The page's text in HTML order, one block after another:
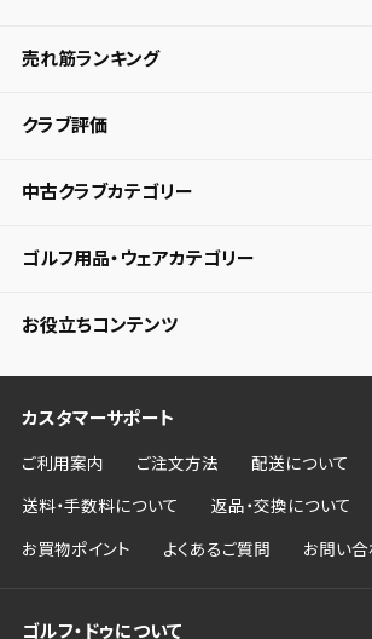
売れ筋ランキング
クラブ評価
中古クラブカテゴリー
ゴルフ用品・ウェアカテゴリー
お役立ちコンテンツ
カスタマーサポート
ご利用案内 ご注文方法 配送について
送料・手数料について 返品・交換について
お買物ポイント よくあるご質問 お問い
ゴルフ・ドゥについて